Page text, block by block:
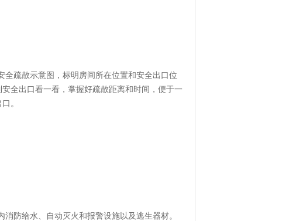
疏散示意图，标明房间所在位置和安全出口位
全出口看一看，掌握好疏散距离和时间，便于一
。
防给水、自动灭火和报警设施以及逃生器材。